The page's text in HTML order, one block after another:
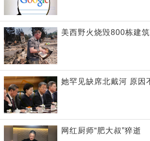
美西野火烧毁800栋建
她罕见缺席北戴河 原因
网红厨师“肥大叔”猝逝